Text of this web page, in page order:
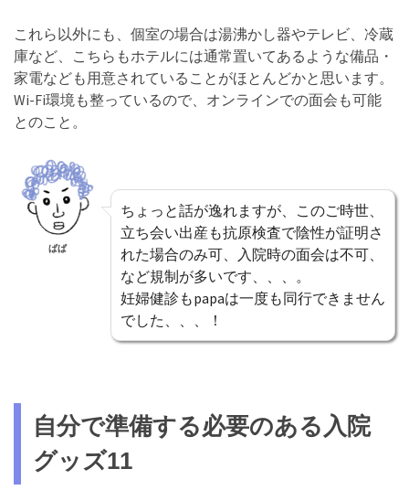
これら以外にも、個室の場合は湯沸かし器やテレビ、冷蔵
庫など、こちらもホテルには通常置いてあるような備品・
家電なども用意されていることがほとんどかと思います。
Wi-Fi環境も整っているので、オンラインでの面会も可能
とのこと。
ぱぱ
ちょっと話が逸れますが、このご時世、
立ち会い出産も抗原検査で陰性が証明さ
れた場合のみ可、入院時の面会は不可、
など規制が多いです、、、。
妊婦健診もpapaは一度も同行できません
でした、、、！
自分で準備する必要のある入院
グッズ11